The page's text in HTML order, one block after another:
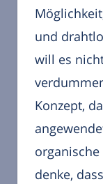
und
will es
Konzept,
denke,